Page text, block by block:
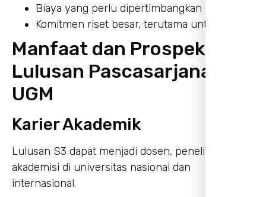
Biaya yang perlu dipertimbangkan
Komitmen riset besar, terutama untuk S3
Manfaat dan Prospek
Lulusan Pascasarjana
UGM
Karier Akademik
Lulusan S3 dapat menjadi dosen, peneliti, atau
akademisi di universitas nasional dan
internasional.